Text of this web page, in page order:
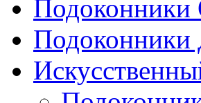
Подоконники
Подоконники